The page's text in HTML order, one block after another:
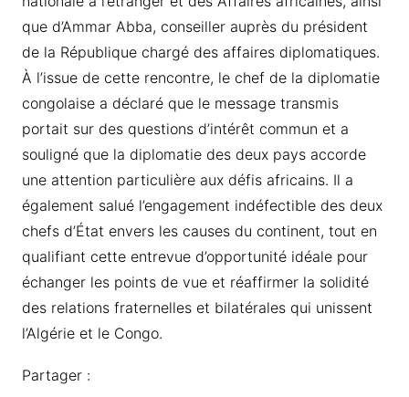
que d’Ammar Abba, conseiller auprès du président
de la République chargé des affaires diplomatiques.
À l’issue de cette rencontre, le chef de la diplomatie
congolaise a déclaré que le message transmis
portait sur des questions d’intérêt commun et a
souligné que la diplomatie des deux pays accorde
une attention particulière aux défis africains. Il a
également salué l’engagement indéfectible des deux
chefs d’État envers les causes du continent, tout en
qualifiant cette entrevue d’opportunité idéale pour
échanger les points de vue et réaffirmer la solidité
des relations fraternelles et bilatérales qui unissent
l’Algérie et le Congo.
Partager :